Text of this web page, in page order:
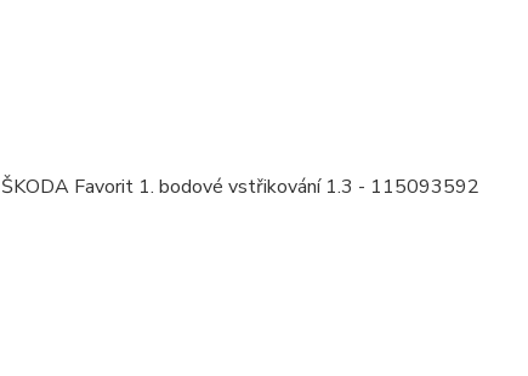
Favorit 1. bodové vstřikování 1.3 - 115093592